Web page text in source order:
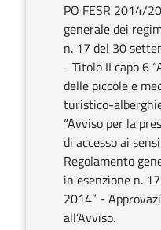
PO FESR 2014/
generale dei
n. 17 del 30
- Titolo II capo 6
delle piccole e
turistico-
“Avviso per la
di accesso ai
Regolamento
in esenzione n.
2014” -
all’Avviso.